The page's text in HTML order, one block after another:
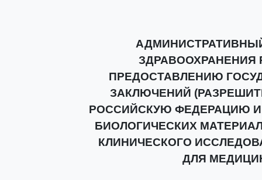
ЗДРАВООХРАНЕНИЯ
ПРЕДОСТАВЛЕНИЮ
ЗАКЛЮЧЕНИЙ
РОССИЙСКУЮ ФЕДЕРАЦИЮ
БИОЛОГИЧЕСКИХ
КЛИНИЧЕСКОГО
ДЛЯ